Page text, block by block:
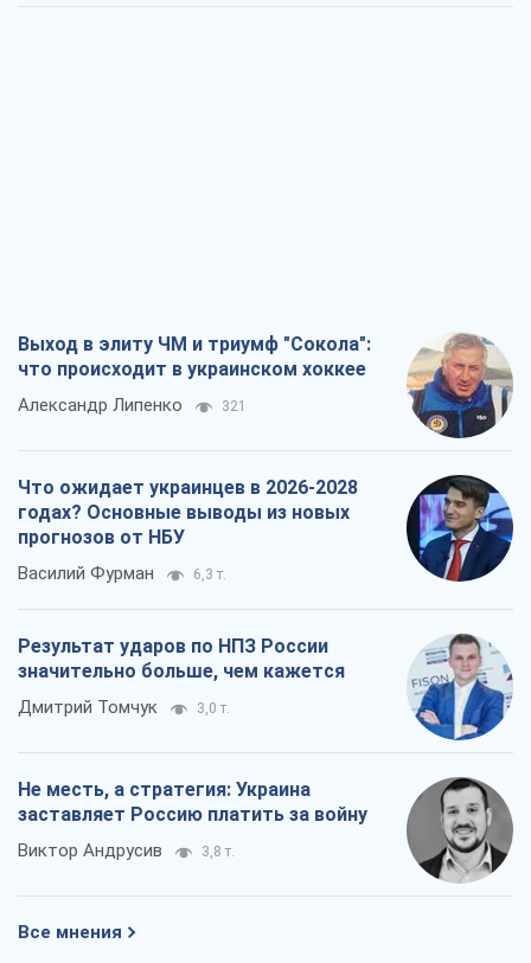
Выход в элиту ЧМ и триумф "Сокола":
что происходит в украинском хоккее
Александр Липенко 321
Что ожидает украинцев в 2026-2028
годах? Основные выводы из новых
прогнозов от НБУ
Василий Фурман 6,3 т.
Результат ударов по НПЗ России
значительно больше, чем кажется
Дмитрий Томчук 3,0 т.
Не месть, а стратегия: Украина
заставляет Россию платить за войну
Виктор Андрусив 3,8 т.
Все мнения